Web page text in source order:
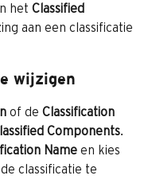
het Classified
aan een classificatie
wijzigen
of de Classification
Components.
Name en kies
classificatie te